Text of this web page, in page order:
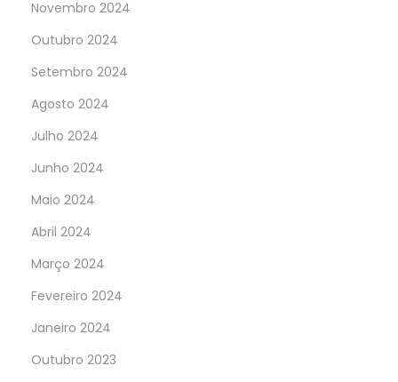
Novembro 2024
Outubro 2024
Setembro 2024
Agosto 2024
Julho 2024
Junho 2024
Maio 2024
Abril 2024
Março 2024
Fevereiro 2024
Janeiro 2024
Outubro 2023